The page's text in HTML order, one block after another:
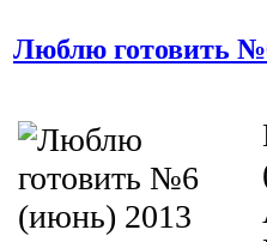
Люблю готовить